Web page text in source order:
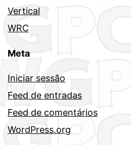
Vertical
WRC
Meta
Iniciar sessão
Feed de entradas
Feed de comentários
WordPress.org